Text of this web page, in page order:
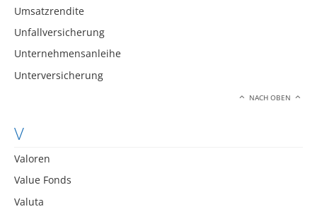
Umsatzrendite
Unfallversicherung
Unternehmensanleihe
Unterversicherung
NACH OBEN
V
Valoren
Value Fonds
Valuta